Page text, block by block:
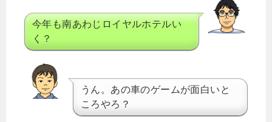
今年も南あわじロイヤルホテルい
く？
うん。あの車のゲームが面白いと
ころやろ？